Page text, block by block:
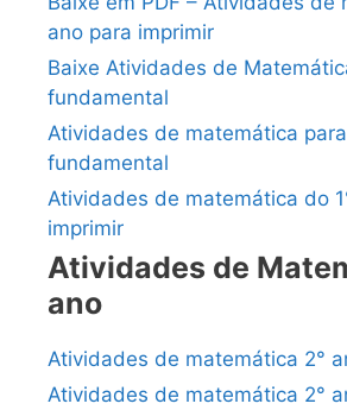
ano para imprimir
Baixe Atividades de
fundamental
Atividades de matemática
fundamental
Atividades de matemática do
imprimir
Atividades de
ano
Atividades de matemática 2°
Atividades de matemática 2°